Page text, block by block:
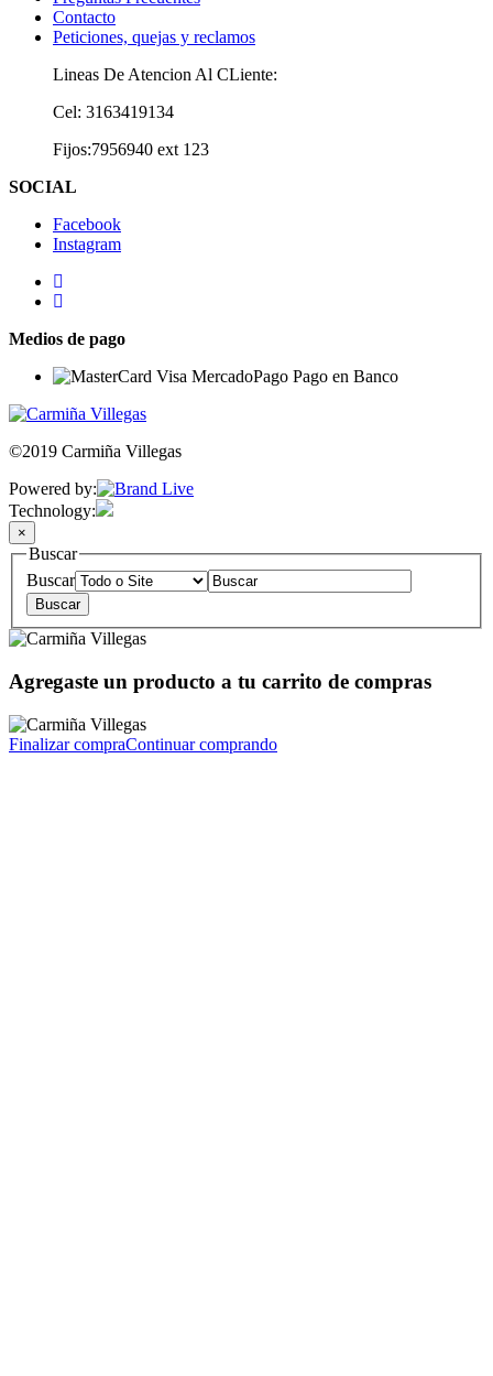
Contacto
Peticiones, quejas y reclamos
Lineas De Atencion Al CLiente:
Cel: 3163419134
Fijos:7956940 ext 123
SOCIAL
Facebook
Instagram
Medios de pago
©2019 Carmiña Villegas
Powered by:
Technology:
×
Buscar
Buscar
Agregaste un producto a tu carrito de compras
Finalizar compraContinuar comprando